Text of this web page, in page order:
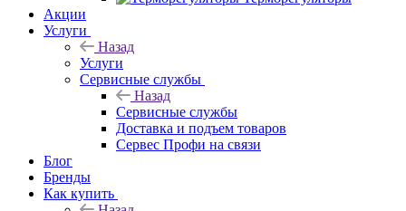
Акции
Услуги
Назад
Услуги
Сервисные службы
Назад
Сервисные службы
Доставка и подъем товаров
Сервес Профи на связи
Блог
Бренды
Как купить